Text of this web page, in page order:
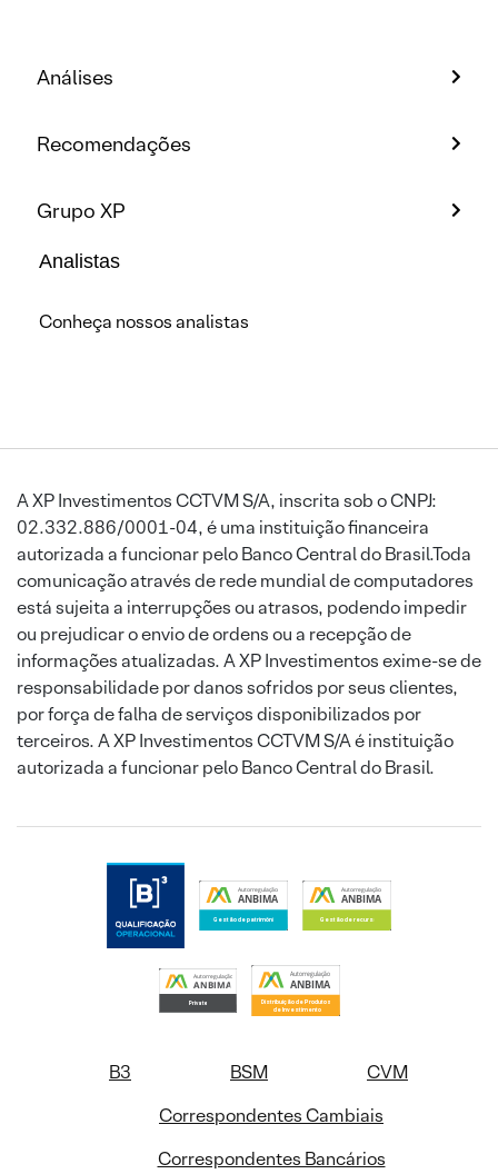
Análises
Recomendações
Grupo XP
Analistas
Conheça nossos analistas
A XP Investimentos CCTVM S/A, inscrita sob o CNPJ:
02.332.886/0001-04, é uma instituição financeira
autorizada a funcionar pelo Banco Central do Brasil.Toda
comunicação através de rede mundial de computadores
está sujeita a interrupções ou atrasos, podendo impedir
ou prejudicar o envio de ordens ou a recepção de
informações atualizadas. A XP Investimentos exime-se de
responsabilidade por danos sofridos por seus clientes,
por força de falha de serviços disponibilizados por
terceiros. A XP Investimentos CCTVM S/A é instituição
autorizada a funcionar pelo Banco Central do Brasil.
B3 BSM
CVM
Correspondentes Cambiais
Correspondentes Bancários